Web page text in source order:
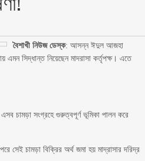
বৈশাখী নিউজ ডেস্ক: আসন্ন ঈদুল আজহা
এমন সিদ্ধান্ত নিয়েছেন মাদরাসা কর্তৃপক্ষ। এতে
চামড়া সংগ্রহে গুরুত্বপূর্ণ ভূমিকা পালন করে
সেই চামড়া বিক্রির অর্থ জমা হয় মাদ্রাসার দরিদ্র